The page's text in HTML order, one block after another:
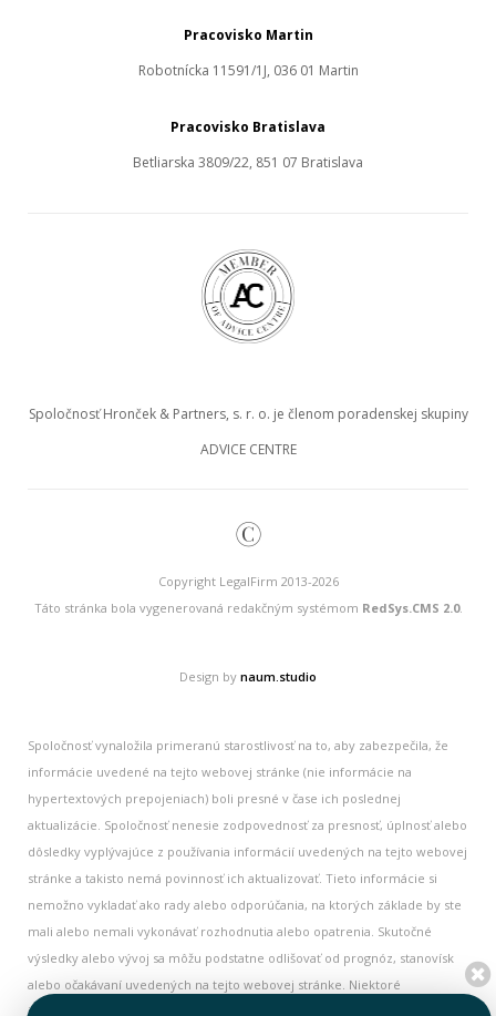
Pracovisko Martin
Robotnícka 11591/1J, 036 01 Martin
Pracovisko Bratislava
Betliarska 3809/22, 851 07 Bratislava
Spoločnosť Hronček & Partners, s. r. o. je členom poradenskej skupiny
ADVICE CENTRE
©
Copyright LegalFirm 2013-2026
Táto stránka bola vygenerovaná redakčným systémom RedSys.CMS 2.0.
Design by naum.studio
Spoločnosť vynaložila primeranú starostlivosť na to, aby zabezpečila, že
informácie uvedené na tejto webovej stránke (nie informácie na
hypertextových prepojeniach) boli presné v čase ich poslednej
aktualizácie. Spoločnosť nenesie zodpovednosť za presnosť, úplnosť alebo
dôsledky vyplývajúce z používania informácií uvedených na tejto webovej
stránke a takisto nemá povinnosť ich aktualizovať. Tieto informácie si
nemožno vykladať ako rady alebo odporúčania, na ktorých základe by ste
mali alebo nemali vykonávať rozhodnutia alebo opatrenia. Skutočné
výsledky alebo vývoj sa môžu podstatne odlišovať od prognóz, stanovísk
alebo očakávaní uvedených na tejto webovej stránke. Niektoré
informácie na tejto webovej stránke majú historický charakter a nemusia